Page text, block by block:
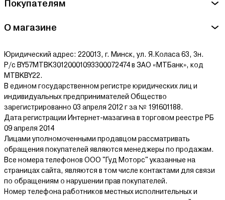
Покупателям
О магазине
Юридический адрес: 220013, г. Минск, ул. Я.Коласа 63, 3н.
Р/с BY57MTBK30120001093300072474 в ЗАО «МТБанк», код
MTBKBY22.
В едином государственном регистре юридических лиц и
индивидуальных предпринимателей Общество
зарегистрированно 03 апреля 2012 г за № 191601188.
Дата регистрации Интернет-мазагина в торговом реестре РБ
09 апреля 2014
Лицами уполномоченными продавцом рассматривать
обращения покупателей являются менеджеры по продажам.
Все номера телефонов ООО "Гуд Моторс" указанные на
страницах сайта, являются в том числе контактами для связи
по обращениям о нарушении прав покупателей.
Номер телефона работников местных исполнительных и